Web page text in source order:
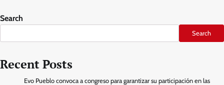
Search
Search
Recent Posts
Evo Pueblo convoca a congreso para garantizar su participación en las